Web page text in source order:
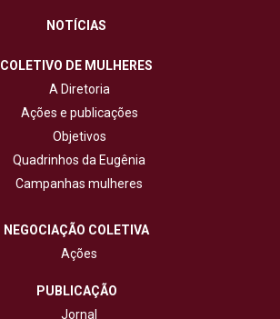
NOTÍCIAS
COLETIVO DE MULHERES
A Diretoria
Ações e publicações
Objetivos
Quadrinhos da Eugênia
Campanhas mulheres
NEGOCIAÇÃO COLETIVA
Ações
PUBLICAÇÃO
Jornal